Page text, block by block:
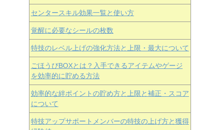
センタースキル効果一覧と使い方
覚醒に必要なシールの枚数
特技のレベル上げの強化方法と上限・最大について
ごほうびBOXとは？入手できるアイテムやゲージ
を効率的に貯める方法
効率的な絆ポイントの貯め方と上限と補正・スコア
について
特技アップサポートメンバーの特技の上げ方と獲得